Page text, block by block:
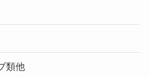
類他